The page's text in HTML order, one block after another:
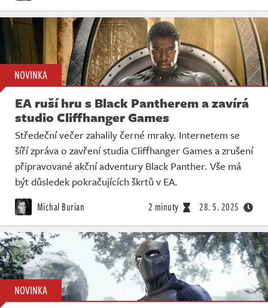
NOVINKA
EA ruší hru s Black Pantherem a zavírá
studio Cliffhanger Games
Středeční večer zahalily černé mraky. Internetem se
šíří zpráva o zavření studia Cliffhanger Games a zrušení
připravované akční adventury Black Panther. Vše má
být důsledek pokračujících škrtů v EA.
Michal Burian 2 minuty 28. 5. 2025
NOVINKA